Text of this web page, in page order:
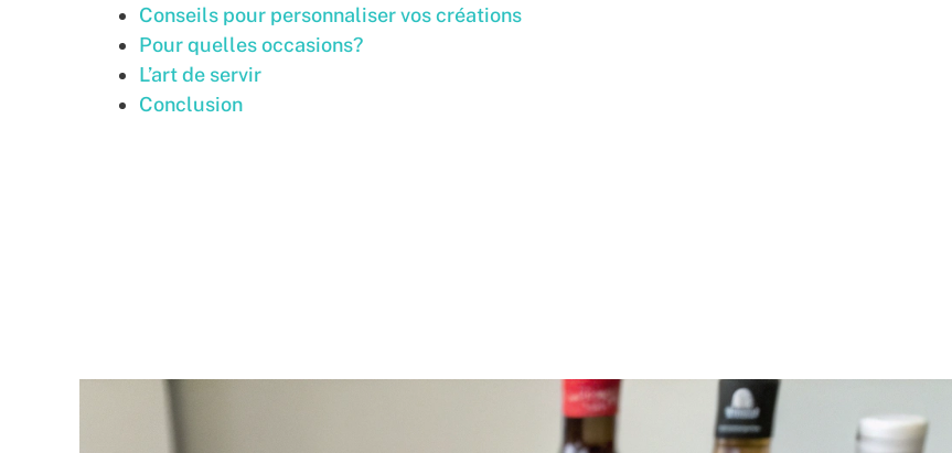
Conseils pour personnaliser vos créations
Pour quelles occasions?
L’art de servir
Conclusion